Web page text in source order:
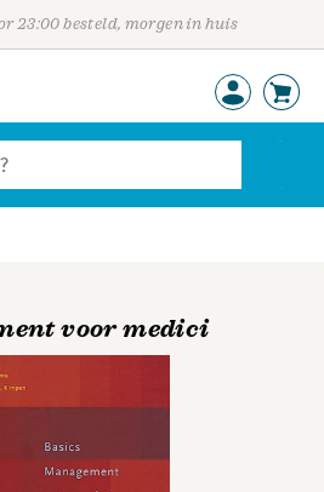
23:00 besteld, morgen in huis
voor medici